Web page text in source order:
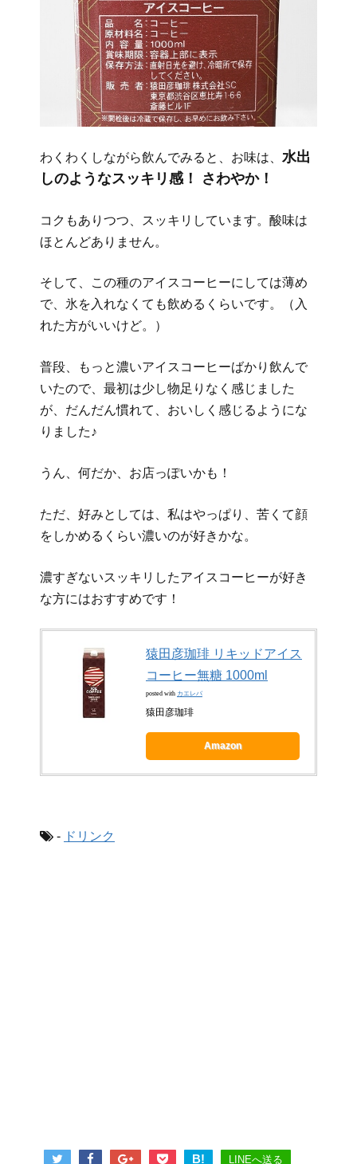
わくわくしながら飲んでみると、お味は、 水出
しのようなスッキリ感！ さわやか！
コクもありつつ、スッキリしています。酸味は
ほとんどありません。
そして、この種のアイスコーヒーにしては薄め
で、氷を入れなくても飲めるくらいです。（入
れた方がいいけど。）
普段、もっと濃いアイスコーヒーばかり飲んで
いたので、最初は少し物足りなく感じました
が、だんだん慣れて、おいしく感じるようにな
りました♪
うん、何だか、お店っぽいかも！
ただ、好みとしては、私はやっぱり、苦くて顔
をしかめるくらい濃いのが好きかな。
濃すぎないスッキリしたアイスコーヒーが好き
な方にはおすすめです！
猿田彦珈琲 リキッドアイス
コーヒー無糖 1000ml
posted with カエレバ
猿田彦珈琲
Amazon
- ドリンク
B! LINEへ送る